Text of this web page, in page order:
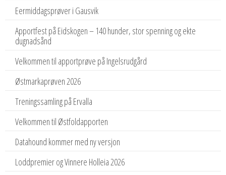
Eermiddagsprøver i Gausvik
Apportfest på Eidskogen – 140 hunder, stor spenning og ekte
dugnadsånd
Velkommen til apportprøve på Ingelsrudgård
Østmarkaprøven 2026
Treningssamling på Ervalla
Velkommen til Østfoldapporten
Datahound kommer med ny versjon
Loddpremier og Vinnere Holleia 2026